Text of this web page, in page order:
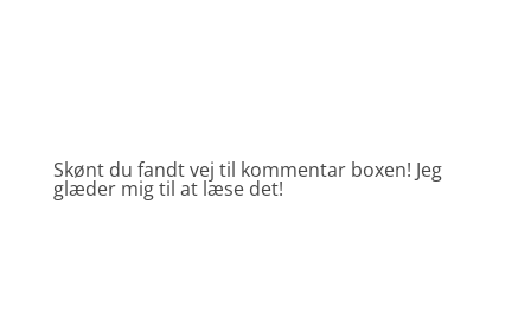
Skønt du fandt vej til kommentar boxen! Jeg
glæder mig til at læse det!